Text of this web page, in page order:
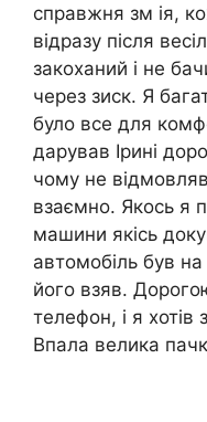
справжня зм ія,
відразу після
закоханий і не
через зиск. Я
було все для
дарував Ірині
чому не
взаємно. Якось я
машини якісь
автомобіль був
його взяв.
телефон, і я хотів
Впала велика